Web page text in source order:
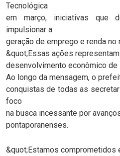
Tecnológica
em março, iniciativas que
impulsionar a
geração de emprego e renda no
&quot;Essas ações
desenvolvimento econômico de
Ao longo da mensagem, o
conquistas de todas as
foco
na busca incessante por
pontaporanenses.
&quot;Estamos comprometidos